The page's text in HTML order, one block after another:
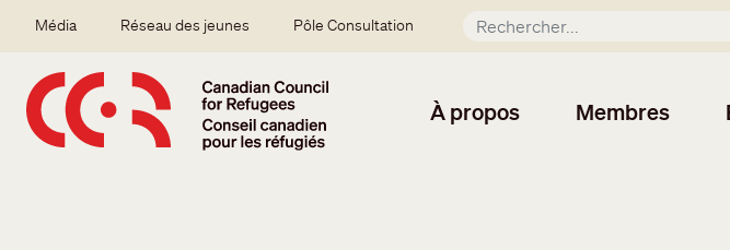
Secondary menu
Média Réseau des jeunes Pôle Consultation
À propos Membres